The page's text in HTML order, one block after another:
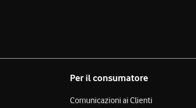
Per il consumatore
Comunicazioni ai Clienti